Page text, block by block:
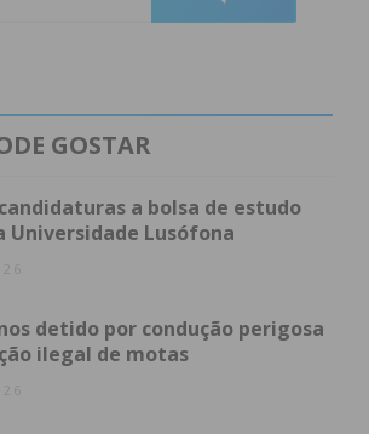
GOSTAR
a bolsa de estudo
Universidade Lusófona
detido por condução perigosa
ilegal de motas